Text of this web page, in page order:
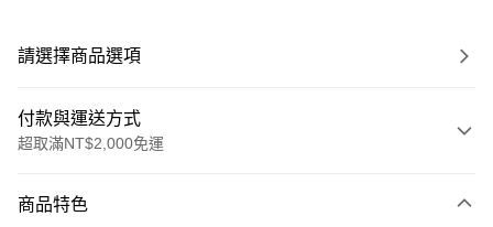
請選擇商品選項
付款與運送方式
超取滿NT$2,000免運
信用卡一次付款
商品特色